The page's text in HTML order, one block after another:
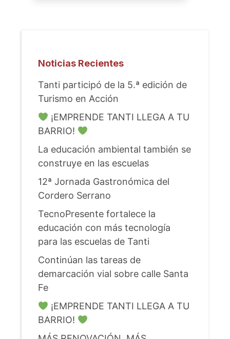
Noticias Recientes
Tanti participó de la 5.ª edición de
Turismo en Acción
¡EMPRENDE TANTI LLEGA A TU
BARRIO!
La educación ambiental también se
construye en las escuelas
12ª Jornada Gastronómica del
Cordero Serrano
TecnoPresente fortalece la
educación con más tecnología
para las escuelas de Tanti
Continúan las tareas de
demarcación vial sobre calle Santa
Fe
¡EMPRENDE TANTI LLEGA A TU
BARRIO!